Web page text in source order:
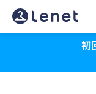
交
野
の
初